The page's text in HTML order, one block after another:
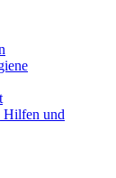
Hilfen und